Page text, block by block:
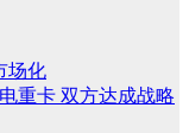
场化
重卡 双方达成战略